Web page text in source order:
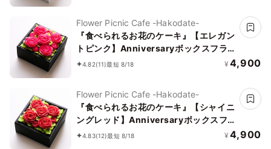
Flower Picnic Cafe -Hakodate-
『食べられるお花のケーキ』【エレガン
トピンク】Anniversaryボックスフラ
ワーケーキ＜ミニサイズ＞
4.82(11)最短 8/18 ¥ 4,900
Flower Picnic Cafe -Hakodate-
『食べられるお花のケーキ』【シャイニ
ングレッド】Anniversaryボックスフ
ラワーケーキ＜ミニサイズ＞
4.83(12)最短 8/18 ¥ 4,900